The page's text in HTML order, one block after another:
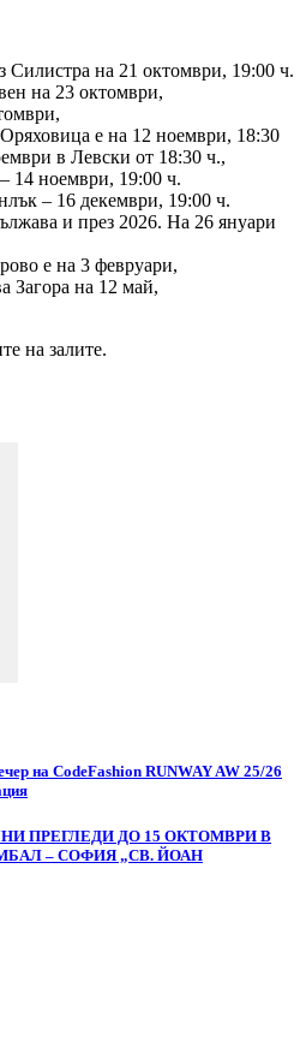
Силистра на 21 октомври, 19:00 ч.
на 23 октомври,
е на 12 ноември, 18:30
в Левски от 18:30 ч.,
14 ноември, 19:00 ч.
– 16 декември, 19:00 ч.
и през 2026. На 26 януари
е на 3 февруари,
Загора на 12 май,
на залите.
на CodeFashion RUNWAY AW 25/26
ПРЕГЛЕДИ ДО 15 ОКТОМВРИ В
– СОФИЯ „СВ. ЙОАН